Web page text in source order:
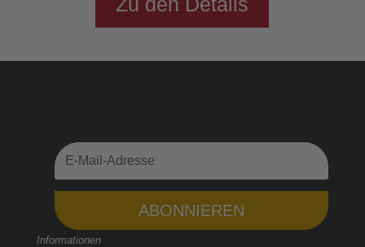
ABONNIEREN
Informationen